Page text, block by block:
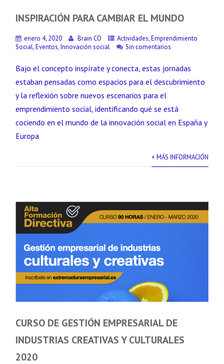
INSPIRACIÓN PARA CAMBIAR EL MUNDO
enero 4, 2020 Brain CO Actividades,Emprendimiento
Social,Eventos,Innovación social Sin comentarios
Bajo el concepto inspírate y conecta, estas jornadas
estaban pensadas como espacios para el descubrimiento
y la reflexión sobre nuevos escenarios para el
emprendimiento social, identificando qué se está
cociendo en el mundo de la innovación social en España y
Europa
+ MÁS INFORMACIÓN
CURSO DE GESTIÓN EMPRESARIAL DE
INDUSTRIAS CREATIVAS Y CULTURALES
2020